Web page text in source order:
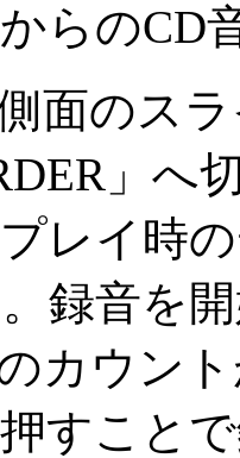
らのCD
面のスラ
」へ
レイ時
録音を
カウン
すこと